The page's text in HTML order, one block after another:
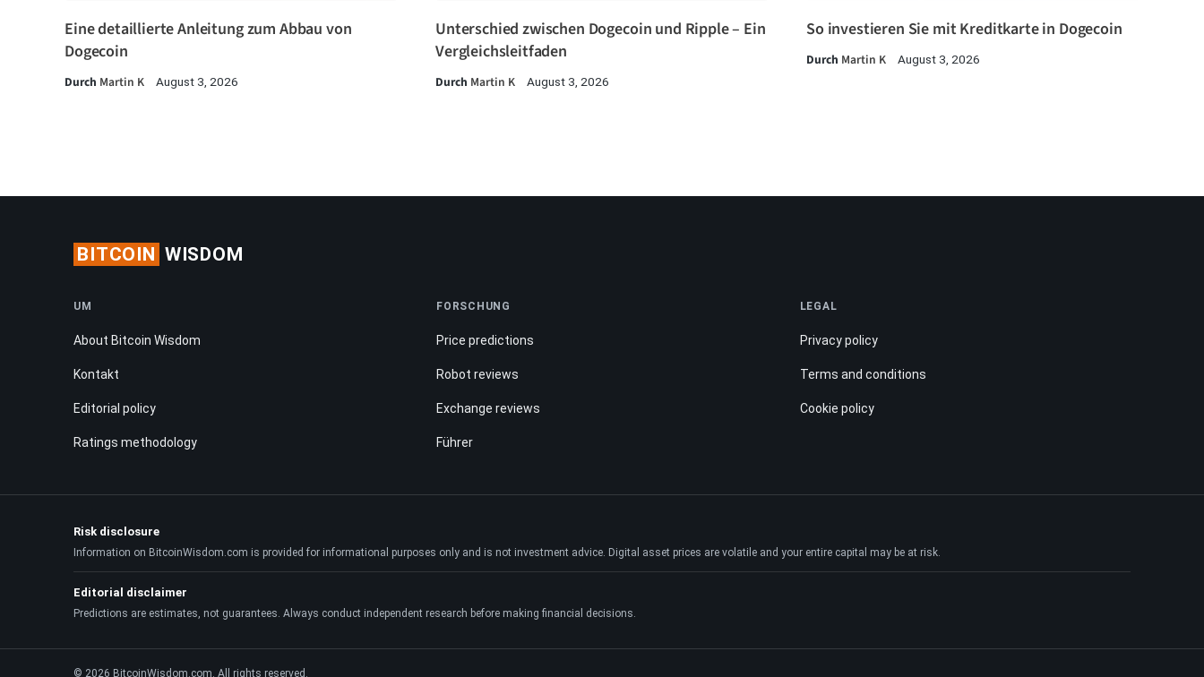
Eine detaillierte Anleitung zum Abbau von
Dogecoin
Durch Martin K August 3, 2026
Unterschied zwischen Dogecoin und Ripple – Ein
Vergleichsleitfaden
Durch Martin K August 3, 2026
So investieren Sie mit Kreditkarte in Dogecoin
Durch Martin K August 3, 2026
BITCOIN WISDOM
UM
About Bitcoin Wisdom
Kontakt
Editorial policy
Ratings methodology
FORSCHUNG
Price predictions
Robot reviews
Exchange reviews
Führer
LEGAL
Privacy policy
Terms and conditions
Cookie policy
Risk disclosure
Information on BitcoinWisdom.com is provided for informational purposes only and is not investment advice. Digital asset prices are volatile and your entire capital may be at risk.
Editorial disclaimer
Predictions are estimates, not guarantees. Always conduct independent research before making financial decisions.
© 2026 BitcoinWisdom.com. All rights reserved.